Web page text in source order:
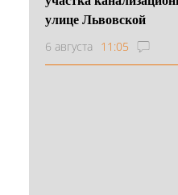
улице Львовской
6 августа 11:05